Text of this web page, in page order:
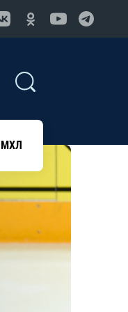
МХЛ